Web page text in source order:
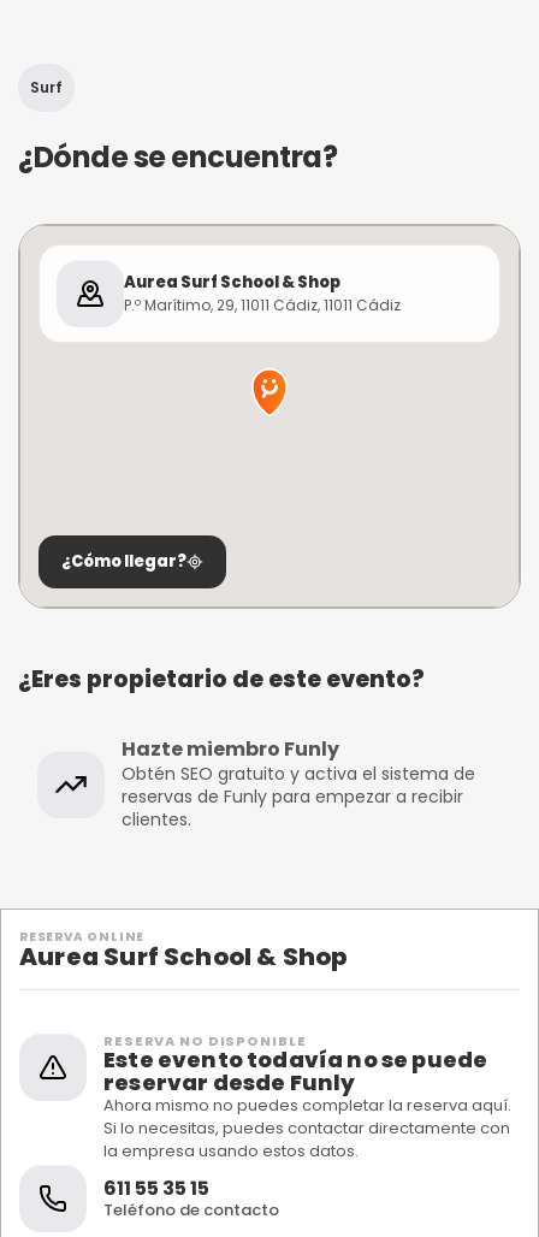
Surf
¿Dónde se encuentra?
Aurea Surf School & Shop
P.º Marítimo, 29, 11011 Cádiz, 11011 Cádiz
¿Cómo llegar?
¿Eres propietario de este evento?
Hazte miembro Funly
Obtén SEO gratuito y activa el sistema de
reservas de Funly para empezar a recibir
clientes.
RESERVA ONLINE
Aurea Surf School & Shop
RESERVA NO DISPONIBLE
Este evento todavía no se puede
reservar desde Funly
Ahora mismo no puedes completar la reserva aquí.
Si lo necesitas, puedes contactar directamente con
la empresa usando estos datos.
611 55 35 15
Teléfono de contacto